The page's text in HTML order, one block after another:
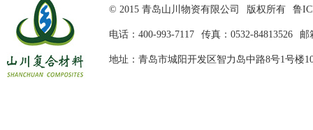
© 2015 青岛山川物资有限公司 版权所有 鲁
电话：400-993-7117 传真：0532-84813526 邮
地址：青岛市城阳开发区智力岛中路8号1号楼